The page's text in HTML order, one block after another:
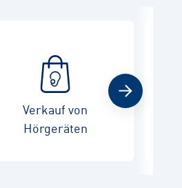
Verkauf von
Hörgeräten